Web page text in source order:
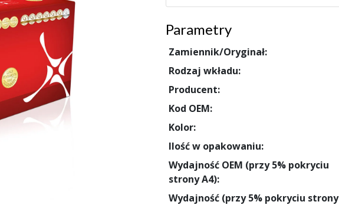
Parametry
Zamiennik/Oryginał:
Rodzaj wkładu:
Producent:
Kod OEM:
Kolor:
Ilość w opakowaniu:
Wydajność OEM (przy 5% pokryciu
strony A4):
Wydajność (przy 5% pokryciu strony